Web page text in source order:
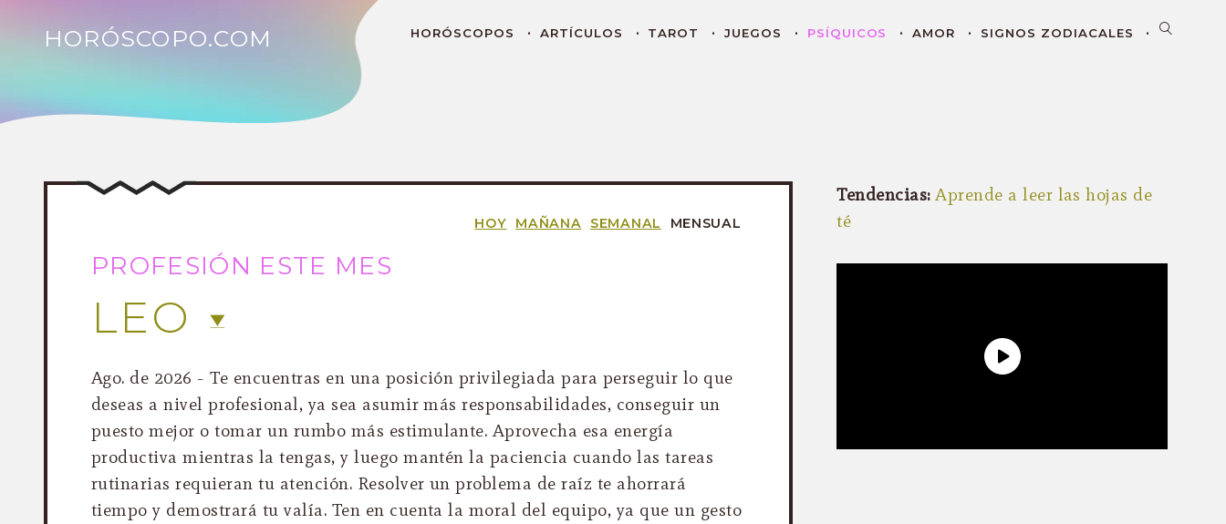
HORÓSCOPO.COM HORÓSCOPOS ARTÍCULOS TAROT JUEGOS PSÍQUICOS AMOR SIGNOS ZODIACALES
HOY MAÑANA SEMANAL MENSUAL
PROFESIÓN ESTE MES
LEO
Ago. de 2026 - Te encuentras en una posición privilegiada para perseguir lo que
deseas a nivel profesional, ya sea asumir más responsabilidades, conseguir un
puesto mejor o tomar un rumbo más estimulante. Aprovecha esa energía
productiva mientras la tengas, y luego mantén la paciencia cuando las tareas
rutinarias requieran tu atención. Resolver un problema de raíz te ahorrará
tiempo y demostrará tu valía. Ten en cuenta la moral del equipo, ya que un gesto
Tendencias: Aprende a leer las hojas de
té